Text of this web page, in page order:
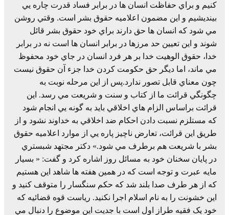
کنيم و براي حفاظت انسان ها در برابر فساد قدرت چاره يي
بينديشيم و اين مضمون اعلاميه حقوق بشر است. وقتي روشن
مي شود که انسان ها حق دارند براي خود حقوق بشر قائل
شوند و اين تعيين حد مرزها در برابر انسان ها است نه در برابر
خدا، حقوق الوهيت خدا بر هر فرد انسان در جاي خود محفوظ
مي ماند، اما ديگر حق حکومت کردن خدا جزء آن حقوق نيست
چون معناي قابل تصور ندارد.پس از اين مرحله نوبت به
چگونگي قرائت ما از کتاب و سنت و شريعت مي رسد. اين
قرائت براساس الزام هاي اخلاقي بايد به گونه يي انجام شود
که مستلزم نسبت دادن احکام ضد اخلاقي به خداوند نشود و از
طريق اين قرائت، تعارض ناچيز پاره يي از موارد اعلاميه حقوق
بشر با شريعت هم برطرف مي شود.» دکتر مجتهد شبستري
در پايان سخنان خود به مسائل روز اشاره کرد و گفت: « بسيار
مايه عبرت و توجه است که در همين هفته ها شاهد اين هستيم
که از هر طرف صدا بلند شد که حکم سنگسار را متوقف کنيد و
اين خشونت را به نام اسلام اجرا نکنيد. رياست قوه قضائيه که
خود يک فقيه طراز اول است با جديت اين موضوع را دنبال مي